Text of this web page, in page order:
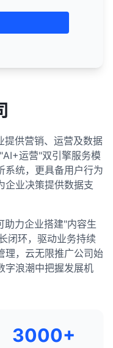
提供营销、运营及数据
运营"双引擎服务模
系统，更具备用户行为
企业决策提供数据支
助力企业搭建"内容生
闭环，驱动业务持续
理，云无限推广公司始
字浪潮中把握发展机
3000+